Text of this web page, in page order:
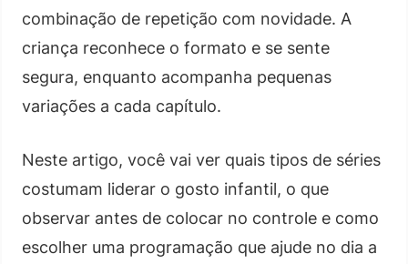
combinação de repetição com novidade. A
criança reconhece o formato e se sente
segura, enquanto acompanha pequenas
variações a cada capítulo.
Neste artigo, você vai ver quais tipos de séries
costumam liderar o gosto infantil, o que
observar antes de colocar no controle e como
escolher uma programação que ajude no dia a